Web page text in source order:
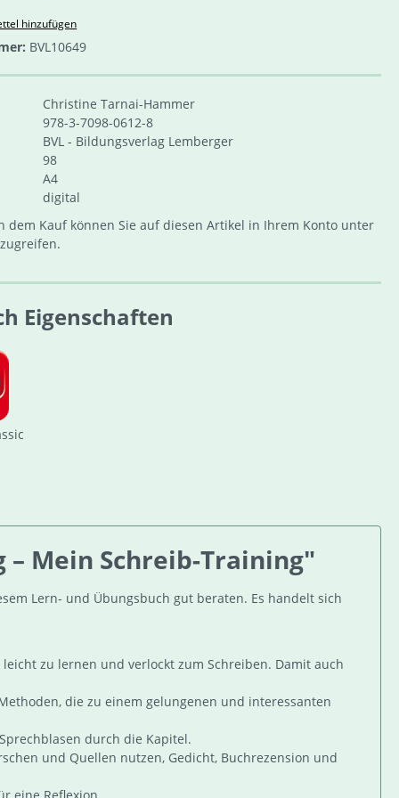
hinzufügen
BVL10649
Christine Tarnai-Hammer
978-3-7098-0612-8
BVL - Bildungsverlag Lemberger
98
A4
digital
dem Kauf können Sie auf diesen Artikel in Ihrem Konto unter
Eigenschaften
Mein Schreib-Training"
Lern- und Übungsbuch gut beraten. Es handelt sich
zu lernen und verlockt zum Schreiben. Damit auch
die zu einem gelungenen und interessanten
durch die Kapitel.
und Quellen nutzen, Gedicht, Buchrezension und